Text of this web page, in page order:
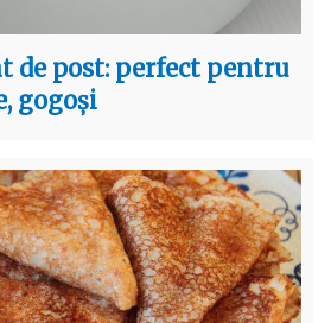
de post: perfect pentru
gogoși